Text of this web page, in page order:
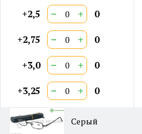
+2,5 − + 0
+2,75 − + 0
+3,0 − + 0
+3,25 − + 0
Серый